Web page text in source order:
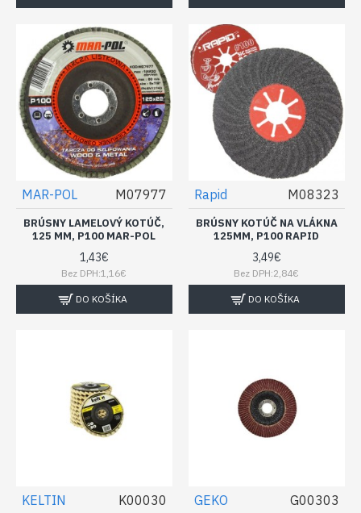
MAR-POL M07977
BRÚSNY LAMELOVÝ KOTÚČ,
125 MM, P100 MAR-POL
1,43€
Bez DPH:1,16€
DO KOŠÍKA
Rapid M08323
BRÚSNY KOTÚČ NA VLÁKNA
125MM, P100 RAPID
3,49€
Bez DPH:2,84€
DO KOŠÍKA
KELTIN K00030 GEKO G00303